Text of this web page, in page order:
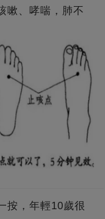
嗽、哮喘，肺不
按，年輕10歲很